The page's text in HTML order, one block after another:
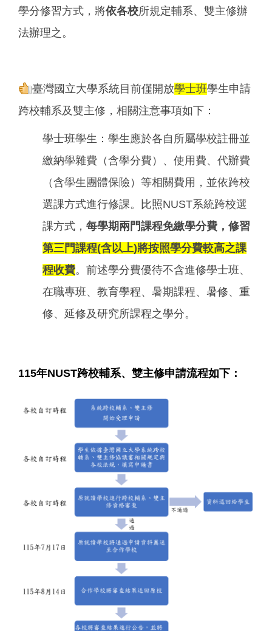
學分修習方式，將依各校所規定輔系、雙主修辦
法辦理之。
臺灣國立大學系統目前僅開放學士班學生申請
跨校輔系及雙主修，相關注意事項如下：
學士班學生：學生應於各自所屬學校註冊並
繳納學雜費（含學分費）、使用費、代辦費
（含學生團體保險）等相關費用，並依跨校
選課方式進行修課。比照NUST系統跨校選
課方式， 每學期兩門課程免繳學分費，修習
第三門課程(含以上)將按照學分費較高之課
程收費。前述學分費優待不含進修學士班、
在職專班、教育學程、暑期課程、暑修、重
修、延修及研究所課程之學分。
115年NUST跨校輔系、雙主修申請流程如下：